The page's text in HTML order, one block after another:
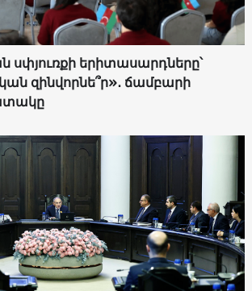
սփյուռքի երիտասարդները՝
զինվորնե՞ր»․ ճամբարի